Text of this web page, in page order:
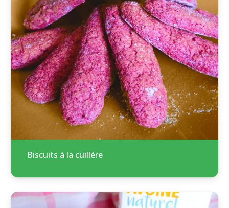
Biscuits à la cuillère